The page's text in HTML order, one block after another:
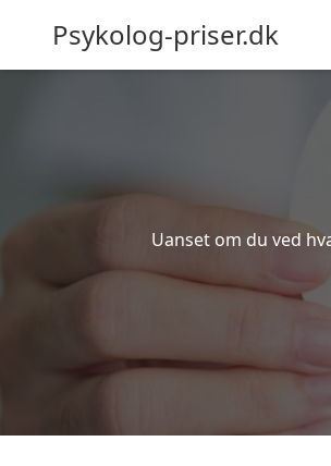
Psykolog-priser.dk
Uanset om du ved